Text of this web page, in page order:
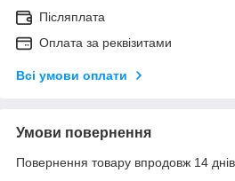
Післяплата
Оплата за реквізитами
Всі умови оплати
Умови повернення
Повернення товару впродовж 14